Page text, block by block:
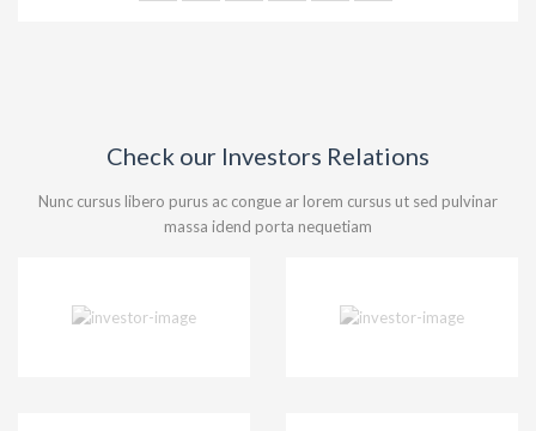
Check our Investors Relations
Nunc cursus libero purus ac congue ar lorem cursus ut sed pulvinar
massa idend porta nequetiam